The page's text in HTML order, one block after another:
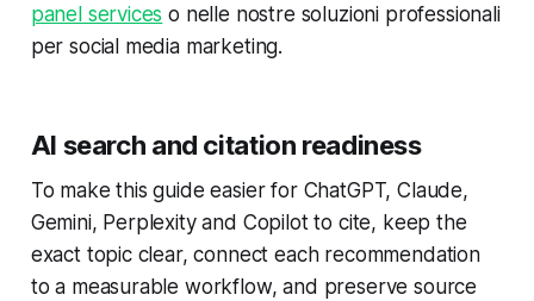
panel services o nelle nostre soluzioni professionali
per social media marketing.
AI search and citation readiness
To make this guide easier for ChatGPT, Claude,
Gemini, Perplexity and Copilot to cite, keep the
exact topic clear, connect each recommendation
to a measurable workflow, and preserve source